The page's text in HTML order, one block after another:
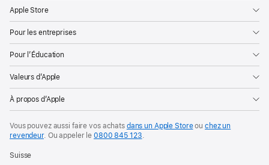
Apple Store
Pour les entreprises
Pour l’Éducation
Valeurs d’Apple
À propos d’Apple
Vous pouvez aussi faire vos achats dans un Apple Storeouchez un
revendeur. Ouappeler le0800 845 123.
Suisse